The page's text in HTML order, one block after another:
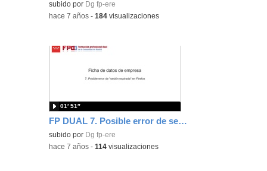
subido por Dg fp-ere
-hace 7 años -184 visualizaciones
FP DUAL 7. Posible error de sesión expirada en Firefox
subido por Dg fp-ere
01′ 51″
-hace 7 años -114 visualizaciones